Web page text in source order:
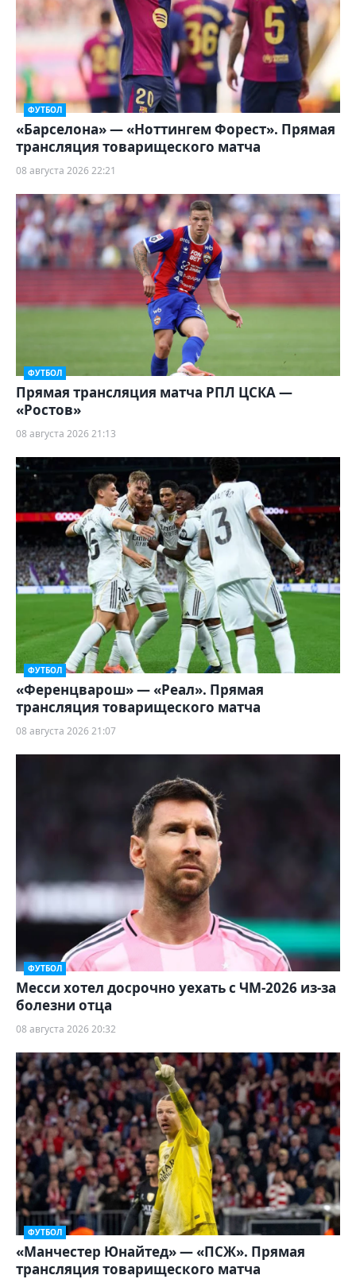
ФУТБОЛ
«Барселона» — «Ноттингем Форест». Прямая
трансляция товарищеского матча
08 августа 2026 22:21
ФУТБОЛ
Прямая трансляция матча РПЛ ЦСКА —
«Ростов»
08 августа 2026 21:13
ФУТБОЛ
«Ференцварош» — «Реал». Прямая
трансляция товарищеского матча
08 августа 2026 21:07
ФУТБОЛ
Месси хотел досрочно уехать с ЧМ-2026 из-за
болезни отца
08 августа 2026 20:32
ФУТБОЛ
«Манчестер Юнайтед» — «ПСЖ». Прямая
трансляция товарищеского матча